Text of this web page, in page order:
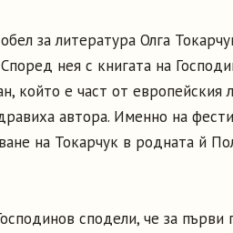
за литература Олга
нея с книгата на
който е част от европейския
автора. Именно на
на Токарчук в родната й
сподели, че за първи